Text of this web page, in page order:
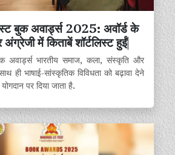
बुक अवार्ड्स 2025: अवॉर्ड के
अंग्रेजी में किताबें शॉर्टलिस्ट हुईं|
अवार्ड्स भारतीय समाज, कला, संस्कृति और
ही भाषाई-सांस्कृतिक विविधता को बढ़ावा देने
पर दिया जाता है.